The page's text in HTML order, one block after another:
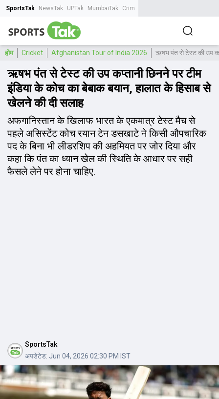
SportsTak NewsTak UPTak MumbaiTak CrimeTak
होम Cricket Afghanistan Tour of India 2026 ऋषभ पंत से टेस्ट की उप
ऋषभ पंत से टेस्ट की उप कप्तानी छिनने पर टीम
इंडिया के कोच का बेबाक बयान, हालात के हिसाब से
खेलने की दी सलाह
अफगानिस्तान के खिलाफ भारत के एकमात्र टेस्ट मैच से
पहले असिस्टेंट कोच रयान टेन डसखाटे ने किसी औपचारिक
पद के बिना भी लीडरशिप की अहमियत पर जोर दिया और
कहा कि पंत का ध्यान खेल की स्थिति के आधार पर सही
फैसले लेने पर होना चाहिए.
SportsTak
अपडेटेड: Jun 04, 2026 02:30 PM IST